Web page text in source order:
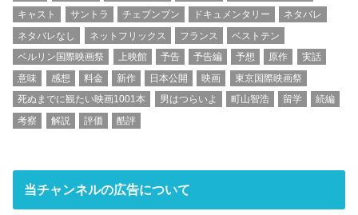
キャスト
サントラ チェブンブン ドキュメンタリー
ネタバレ
ネタバレなし
ネットフリックス フランス
ベストテン
ベルリン国際映画祭
上映館 予告 予告編 予想 原作
実話
意味
感想 料金 新作 日本公開 映画
東京国際映画祭
死ぬまでに観たい映画1001本
男はつらいよ 町山智浩 留学
続編
考察
解説 評価 酷評
当チャンネルの広告について